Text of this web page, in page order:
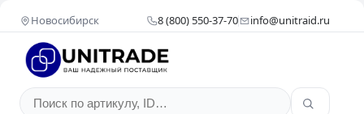
Новосибирск 8 (800) 550-37-70 info@unitraid.ru